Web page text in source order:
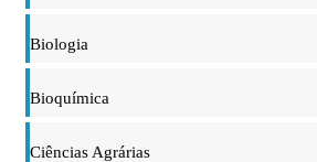
Biologia
Bioquímica
Ciências Agrárias